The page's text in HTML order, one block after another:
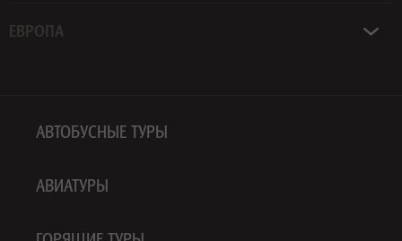
ЕВРОПА
АВТОБУСНЫЕ ТУРЫ
АВИАТУРЫ